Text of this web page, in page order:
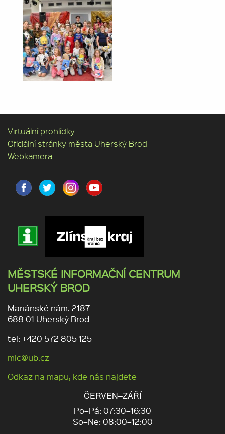
Virtuální prohlídky
Oficiální stránky města Uherský Brod
Webkamera
MĚSTSKÉ INFORMAČNÍ CENTRUM
UHERSKÝ BROD
Mariánské nám. 2187
688 01 Uherský Brod
tel: +420 572 805 125
mic@ub.cz
Odkaz na mapu, kde nás najdete
ČERVEN–ZÁŘÍ
Po–Pá: 07:30–16:30
So–Ne: 08:00–12:00